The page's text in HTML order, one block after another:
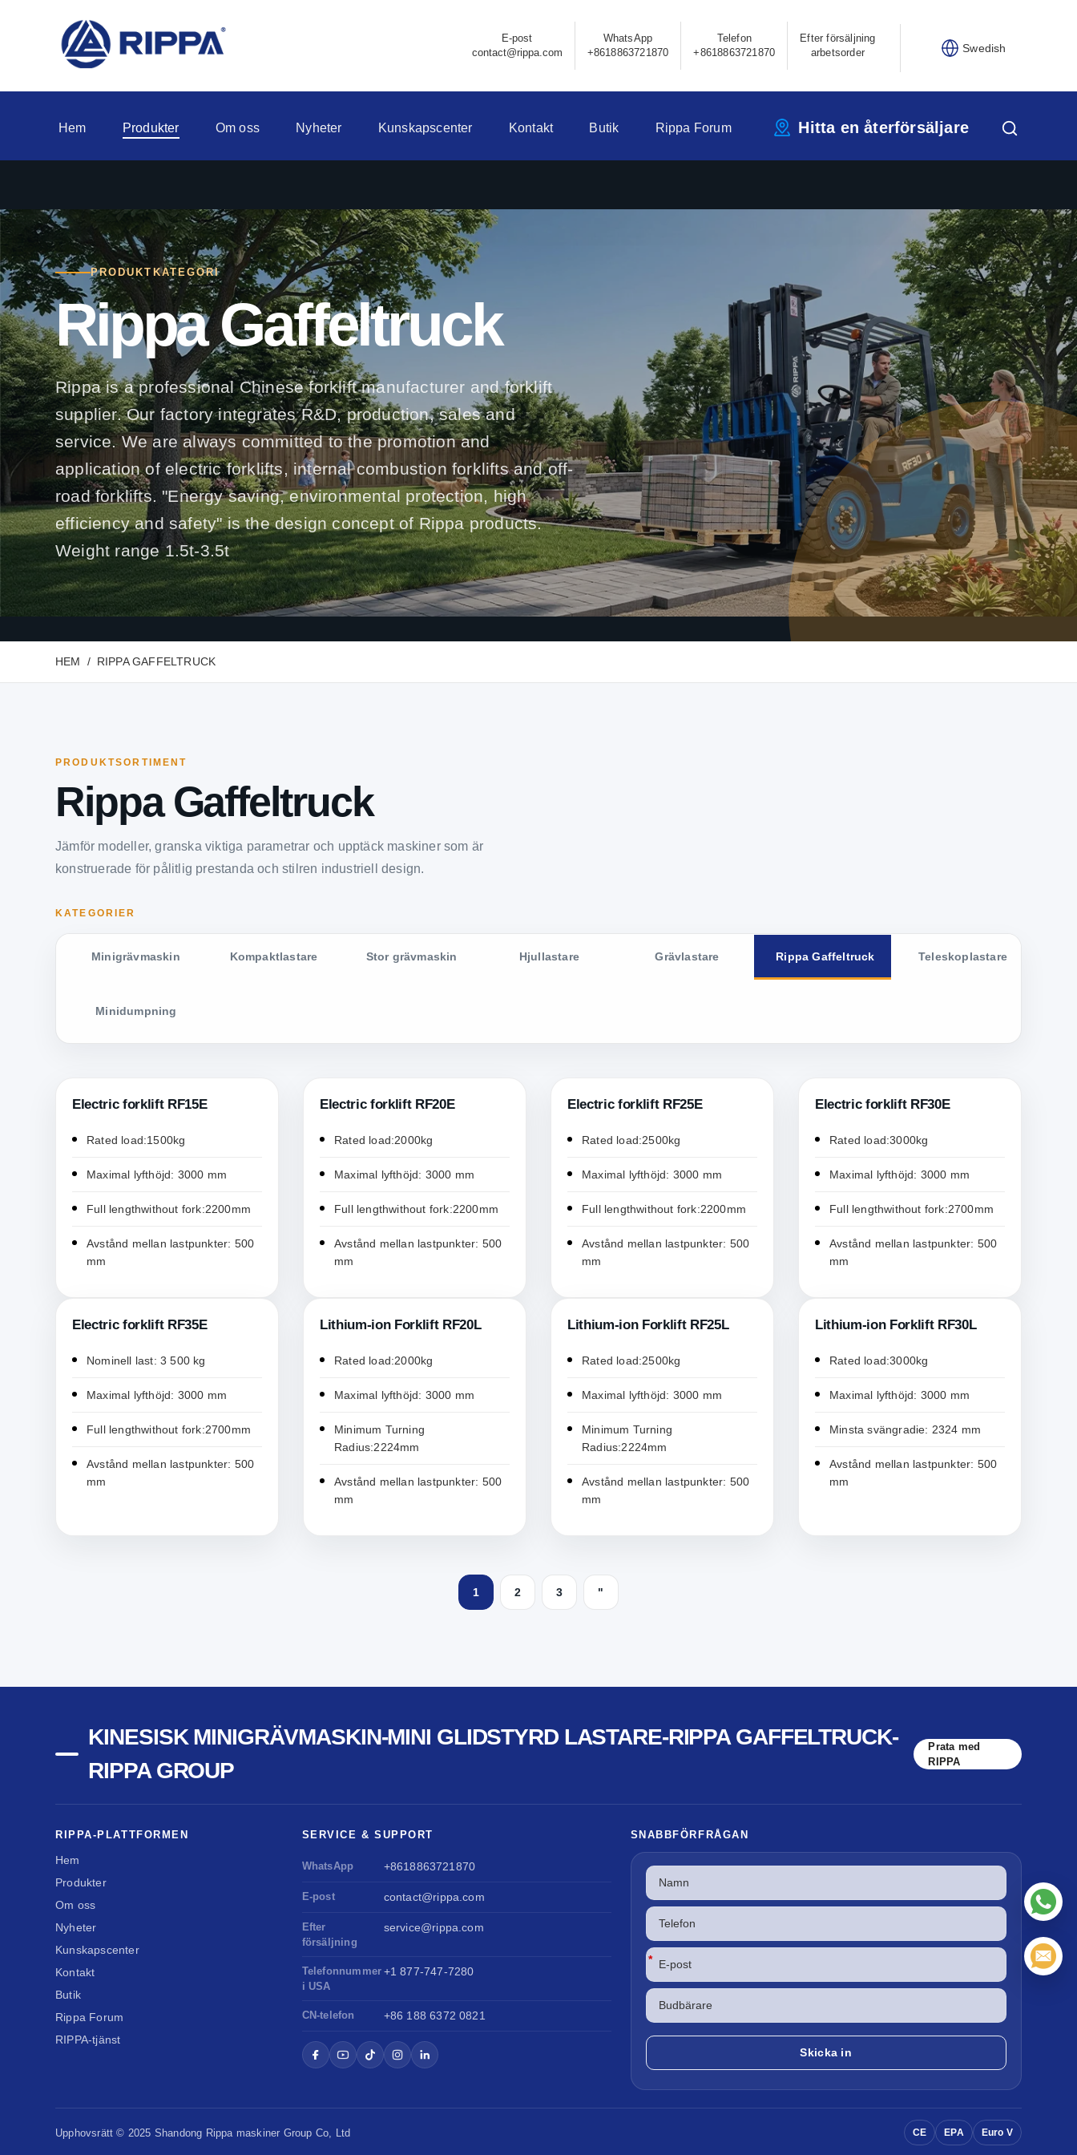
E-post
contact@rippa.com
WhatsApp
+8618863721870
Telefon
+8618863721870
Efter försäljning
arbetsorder
Swedish
Hem Produkter Om oss Nyheter Kunskapscenter Kontakt Butik Rippa Forum Hitta en återförsäljare
PRODUKTKATEGORI
Rippa Gaffeltruck
Rippa is a professional Chinese forklift manufacturer and forklift
supplier. Our factory integrates R&D, production, sales and
service. We are always committed to the promotion and
application of electric forklifts, internal combustion forklifts and off-
road forklifts. "Energy saving, environmental protection, high
efficiency and safety" is the design concept of Rippa products.
Weight range 1.5t-3.5t
HEM RIPPA GAFFELTRUCK
PRODUKTSORTIMENT
Rippa Gaffeltruck
Jämför modeller, granska viktiga parametrar och upptäck maskiner som är
konstruerade för pålitlig prestanda och stilren industriell design.
KATEGORIER
Minigrävmaskin Kompaktlastare Stor grävmaskin Hjullastare Grävlastare Rippa Gaffeltruck Teleskoplastare
Minidumpning
Electric forklift RF15E
Rated load:1500kg
Maximal lyfthöjd: 3000 mm
Full lengthwithout fork:2200mm
Avstånd mellan lastpunkter: 500
mm
Electric forklift RF20E
Rated load:2000kg
Maximal lyfthöjd: 3000 mm
Full lengthwithout fork:2200mm
Avstånd mellan lastpunkter: 500
mm
Electric forklift RF25E
Rated load:2500kg
Maximal lyfthöjd: 3000 mm
Full lengthwithout fork:2200mm
Avstånd mellan lastpunkter: 500
mm
Electric forklift RF30E
Rated load:3000kg
Maximal lyfthöjd: 3000 mm
Full lengthwithout fork:2700mm
Avstånd mellan lastpunkter: 500
mm
Electric forklift RF35E
Nominell last: 3 500 kg
Maximal lyfthöjd: 3000 mm
Full lengthwithout fork:2700mm
Avstånd mellan lastpunkter: 500
mm
Lithium-ion Forklift RF20L
Rated load:2000kg
Maximal lyfthöjd: 3000 mm
Minimum Turning
Radius:2224mm
Avstånd mellan lastpunkter: 500
mm
Lithium-ion Forklift RF25L
Rated load:2500kg
Maximal lyfthöjd: 3000 mm
Minimum Turning
Radius:2224mm
Avstånd mellan lastpunkter: 500
mm
Lithium-ion Forklift RF30L
Rated load:3000kg
Maximal lyfthöjd: 3000 mm
Minsta svängradie: 2324 mm
Avstånd mellan lastpunkter: 500
mm
1 2 3 "
KINESISK MINIGRÄVMASKIN-MINI GLIDSTYRD LASTARE-RIPPA GAFFELTRUCK-
RIPPA GROUP
Prata med
RIPPA
RIPPA-PLATTFORMEN
Hem
Produkter
Om oss
Nyheter
Kunskapscenter
Kontakt
Butik
Rippa Forum
RIPPA-tjänst
SERVICE & SUPPORT
WhatsApp +8618863721870
E-post contact@rippa.com
Efter
försäljning
service@rippa.com
Telefonnummer
i USA
+1 877-747-7280
CN-telefon +86 188 6372 0821
SNABBFÖRFRÅGAN
*
Upphovsrätt © 2025 Shandong Rippa maskiner Group Co, Ltd CE EPA Euro V